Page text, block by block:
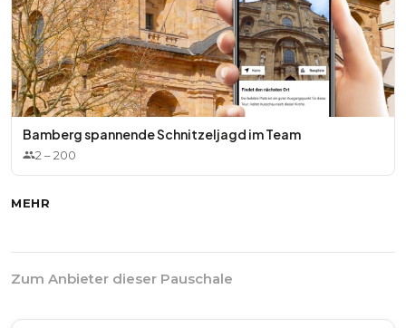
Bamberg spannende Schnitzeljagd im Team
2–200
MEHR
Zum Anbieter dieser Pauschale